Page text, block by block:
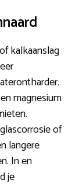
kalkaanslag
magnesium
of
langere
In en
je